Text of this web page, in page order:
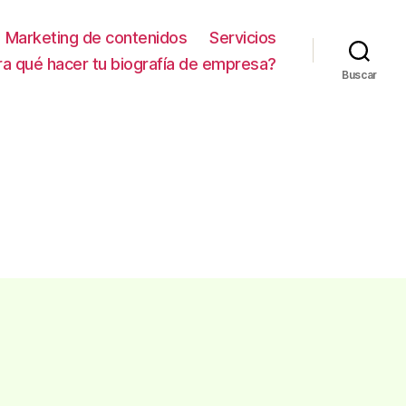
Marketing de contenidos
Servicios
qué hacer tu biografía de empresa?
Buscar